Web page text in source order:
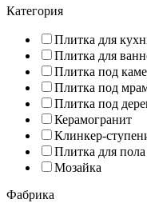
Категория
Плитка для
Плитка для
Плитка под
Плитка под
Плитка под
Керамогранит
Клинкер-
Плитка для пола
Мозайка
Фабрика